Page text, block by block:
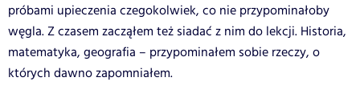
próbami upieczenia czegokolwiek, co nie przypominałoby
węgla. Z czasem zacząłem też siadać z nim do lekcji. Historia,
matematyka, geografia – przypominałem sobie rzeczy, o
których dawno zapomniałem.